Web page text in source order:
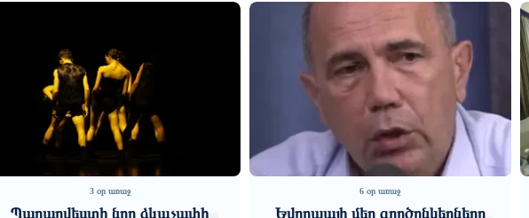
3 օր առաջ
Պարարվեստի նոր ձևաչափի
6 օր առաջ
Եվրոպայի մեր գործընկերները